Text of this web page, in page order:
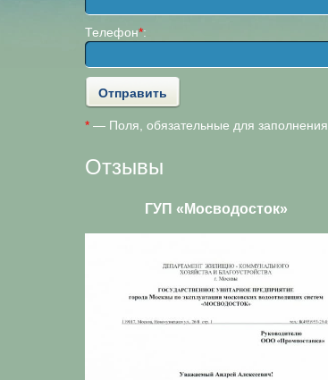
Телефон*:
* — Поля, обязательные для заполнения
Отзывы
ГУП «Мосводосток»